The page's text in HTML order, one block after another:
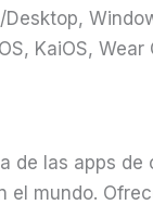
Desktop,
KaiOS, Wear
de las apps de
el mundo.